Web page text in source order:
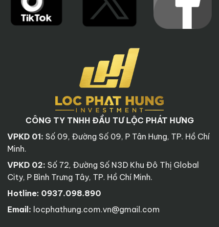
CÔNG TY TNHH ĐẦU TƯ LỘC PHÁT HƯNG
VPKD 01: Số 09, Đường Số 09, P Tân Hưng, TP. Hồ Chí
Minh.
VPKD 02: Số 72, Đường Số N3D Khu Đô Thị Global
City, P Bình Trưng Tây, TP. Hồ Chí Minh.
Hotline: 0937.098.890
Email: locphathung.com.vn@gmail.com